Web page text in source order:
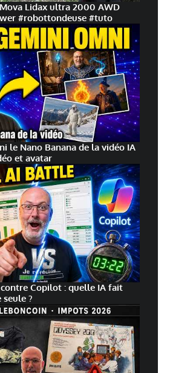
Lidax ultra 2000 AWD
#robottondeuse #tuto
le Nano Banana de la vidéo IA
et avatar
Copilot : quelle IA fait
?